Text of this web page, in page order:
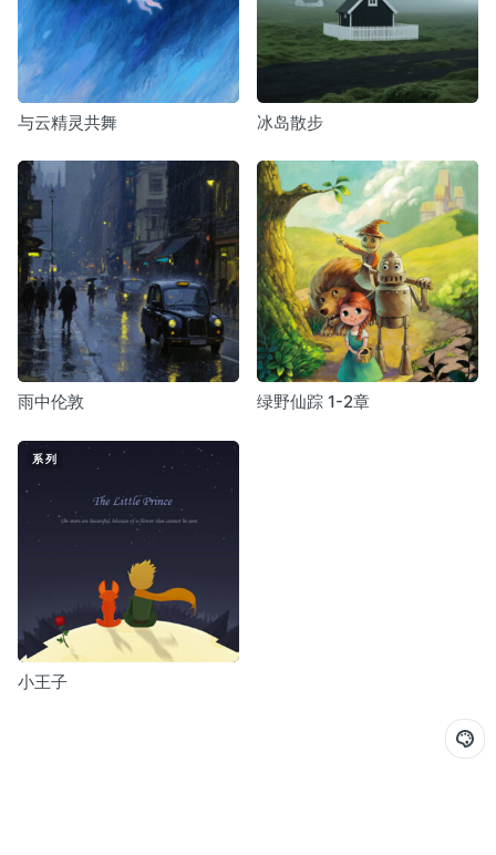
与云精灵共舞 冰岛散步
雨中伦敦 绿野仙踪 1-2章
系列
小王子